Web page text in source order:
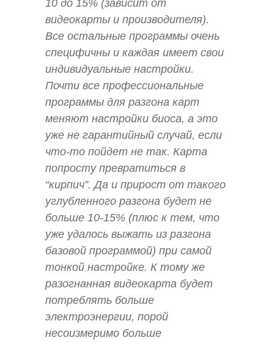
10 до 15% (зависит от
видеокарты и производителя).
Все остальные программы очень
специфичны и каждая имеет свои
индивидуальные настройки.
Почти все профессиональные
программы для разгона карт
меняют настройки биоса, а это
уже не гарантийный случай, если
что-то пойдет не так. Карта
попросту превратиться в
“кирпич”. Да и прирост от такого
углубленного разгона будет не
больше 10-15% (плюс к тем, что
уже удалось выжать из разгона
базовой программой) при самой
тонкой настройке. К тому же
разогнанная видеокарта будет
потреблять больше
электроэнергии, порой
несоизмеримо больше